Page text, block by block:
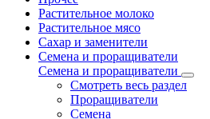
Растительное молоко
Растительное мясо
Сахар и заменители
Семена и проращиватели
Семена и проращиватели
Смотреть весь раздел
Проращиватели
Семена